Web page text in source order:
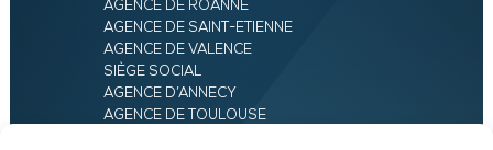
AGENCE DE ROANNE
AGENCE DE SAINT-ETIENNE
AGENCE DE VALENCE
SIÈGE SOCIAL
AGENCE D’ANNECY
AGENCE DE TOULOUSE